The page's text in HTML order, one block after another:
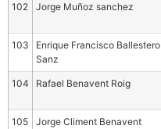
102 Jorge Muñoz sanchez
103
Enrique Francisco Ballestero
Sanz
104 Rafael Benavent Roig
105 Jorge Climent Benavent